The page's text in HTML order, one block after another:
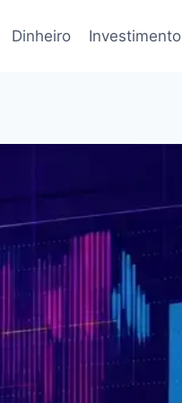
Dinheiro Investimento